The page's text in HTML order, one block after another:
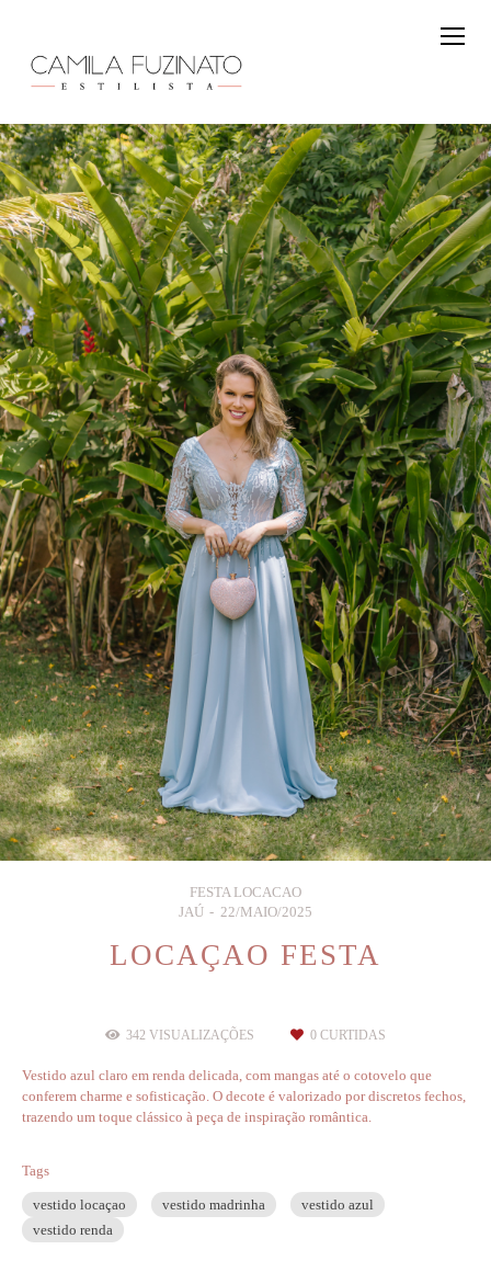
FESTA LOCACAO
JAÚ
22/MAIO/2025
LOCAÇAO FESTA
342 VISUALIZAÇÕES 0 CURTIDAS
Vestido azul claro em renda delicada, com mangas até o cotovelo que
conferem charme e sofisticação. O decote é valorizado por discretos fechos,
trazendo um toque clássico à peça de inspiração romântica.
Tags
vestido locaçao vestido madrinha
vestido azul
vestido renda